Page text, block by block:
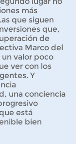
más
que siguen
que,
de
Marco del
valor poco
ver con los
Y
una conciencia
está
bien